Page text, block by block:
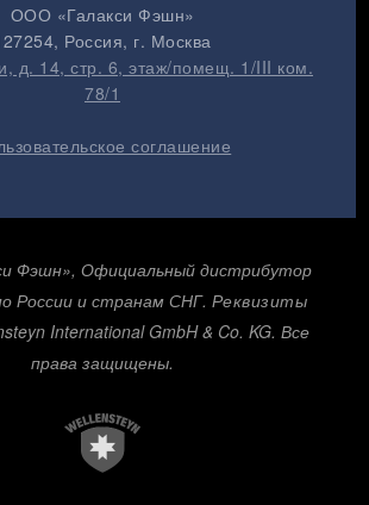
ООО «Галакси Фэшн»
, Россия, г. Москва
д. 14, стр. 6, этаж/помещ. 1/III ком.
78/1
соглашение
Фэшн», Официальный дистрибутор
России и странам СНГ. Реквизиты
International GmbH & Co. KG. Все
права защищены.